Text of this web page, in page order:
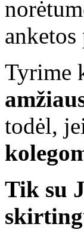
Tyrime
todėl,
Tik su